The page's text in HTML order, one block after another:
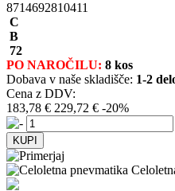
8714692810411
C
B
72
PO NAROČILU: 8 kos
Dobava v naše skladišče: 1-2
Cena z DDV:
183,78 € 229,72 € -20%